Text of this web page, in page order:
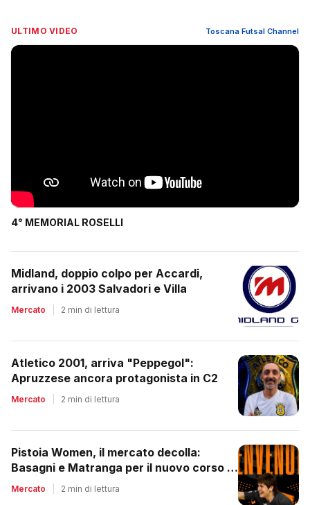
ULTIMO VIDEO Toscana Futsal Channel
4° MEMORIAL ROSELLI
Midland, doppio colpo per Accardi,
arrivano i 2003 Salvadori e Villa
Mercato 2 min di lettura
Atletico 2001, arriva "Peppegol":
Apruzzese ancora protagonista in C2
Mercato 2 min di lettura
Pistoia Women, il mercato decolla:
Basagni e Matranga per il nuovo corso di
Nico Lami
Mercato 2 min di lettura